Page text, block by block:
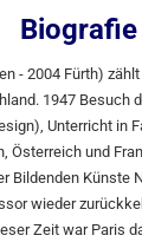
Biografie
- 2004 Fürth)
1947 Besuch
Unterricht in
Österreich und
Bildenden Künste
wieder
Zeit war Paris